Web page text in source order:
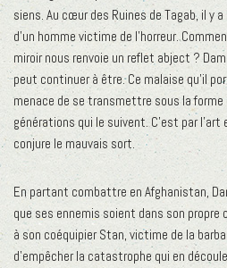
siens. Au cœur des Ruines de Tagab, il y
d’un homme victime de l’horreur.
miroir nous renvoie un reflet abject ?
peut continuer à être. Ce malaise qu’il
menace de se transmettre sous la
générations qui le suivent. C’est par l’art
conjure le mauvais sort.
En partant combattre en Afghanistan,
que ses ennemis soient dans son propre
à son coéquipier Stan, victime de la
d’empêcher la catastrophe qui en